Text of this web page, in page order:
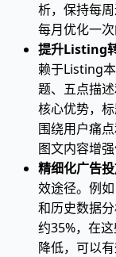
析，保持每
每月优化一
提升Listing
赖于Listing
题、五点描
核心优势，
围绕用户痛
图文内容增
精细化广告
效途径。例
和历史数据
约35%，在
降低，可以